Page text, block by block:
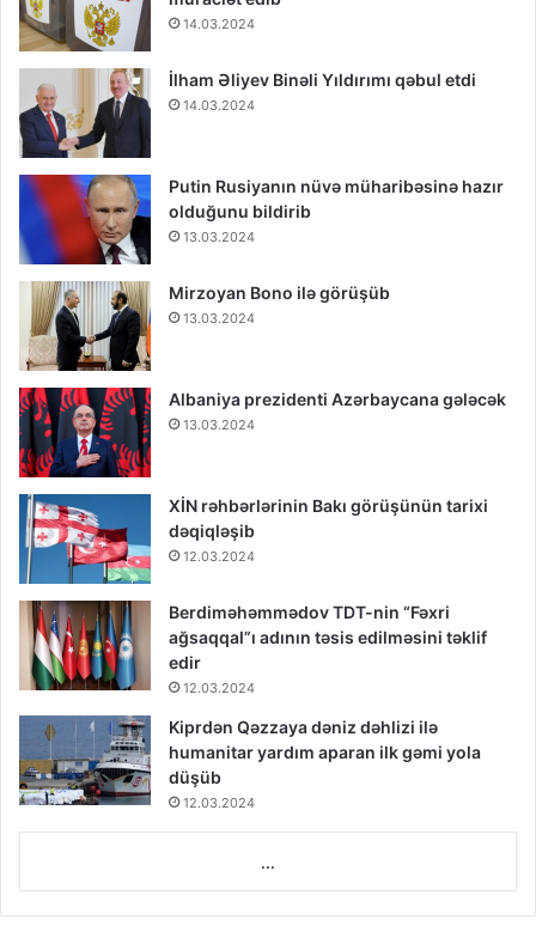
14.03.2024
İlham Əliyev Binəli Yıldırımı qəbul etdi
14.03.2024
Putin Rusiyanın nüvə müharibəsinə hazır
olduğunu bildirib
13.03.2024
Mirzoyan Bono ilə görüşüb
13.03.2024
Albaniya prezidenti Azərbaycana gələcək
13.03.2024
XİN rəhbərlərinin Bakı görüşünün tarixi
dəqiqləşib
12.03.2024
Berdiməhəmmədov TDT-nin “Fəxri
ağsaqqal”ı adının təsis edilməsini təklif
edir
12.03.2024
Kiprdən Qəzzaya dəniz dəhlizi ilə
humanitar yardım aparan ilk gəmi yola
düşüb
12.03.2024
...